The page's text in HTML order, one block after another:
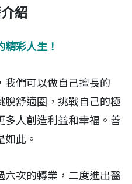
紹
彩人生！
我們可以做自己擅長的
脫舒適圈，挑戰自己的極
多人創造利益和幸福。善
此。
六次的轉業，二度進出醫